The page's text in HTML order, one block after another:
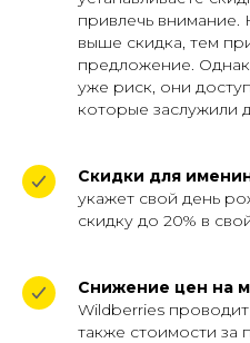
привлечь
выше скидка, тем
предложение.
уже риск, они
которые заслужили
Скидки для
укажет свой день
скидку до 20% в
Снижение цен на
Wildberries
также стоимости за